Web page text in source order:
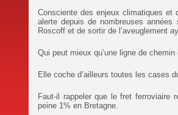
Consciente des enjeux climatiques et
alerte depuis de nombreuses
Roscoff et de sortir de l’aveuglement
Qui peut mieux qu’une ligne de
Elle coche d’ailleurs toutes les cases
Faut-il rappeler que le fret ferroviaire
peine 1% en Bretagne.